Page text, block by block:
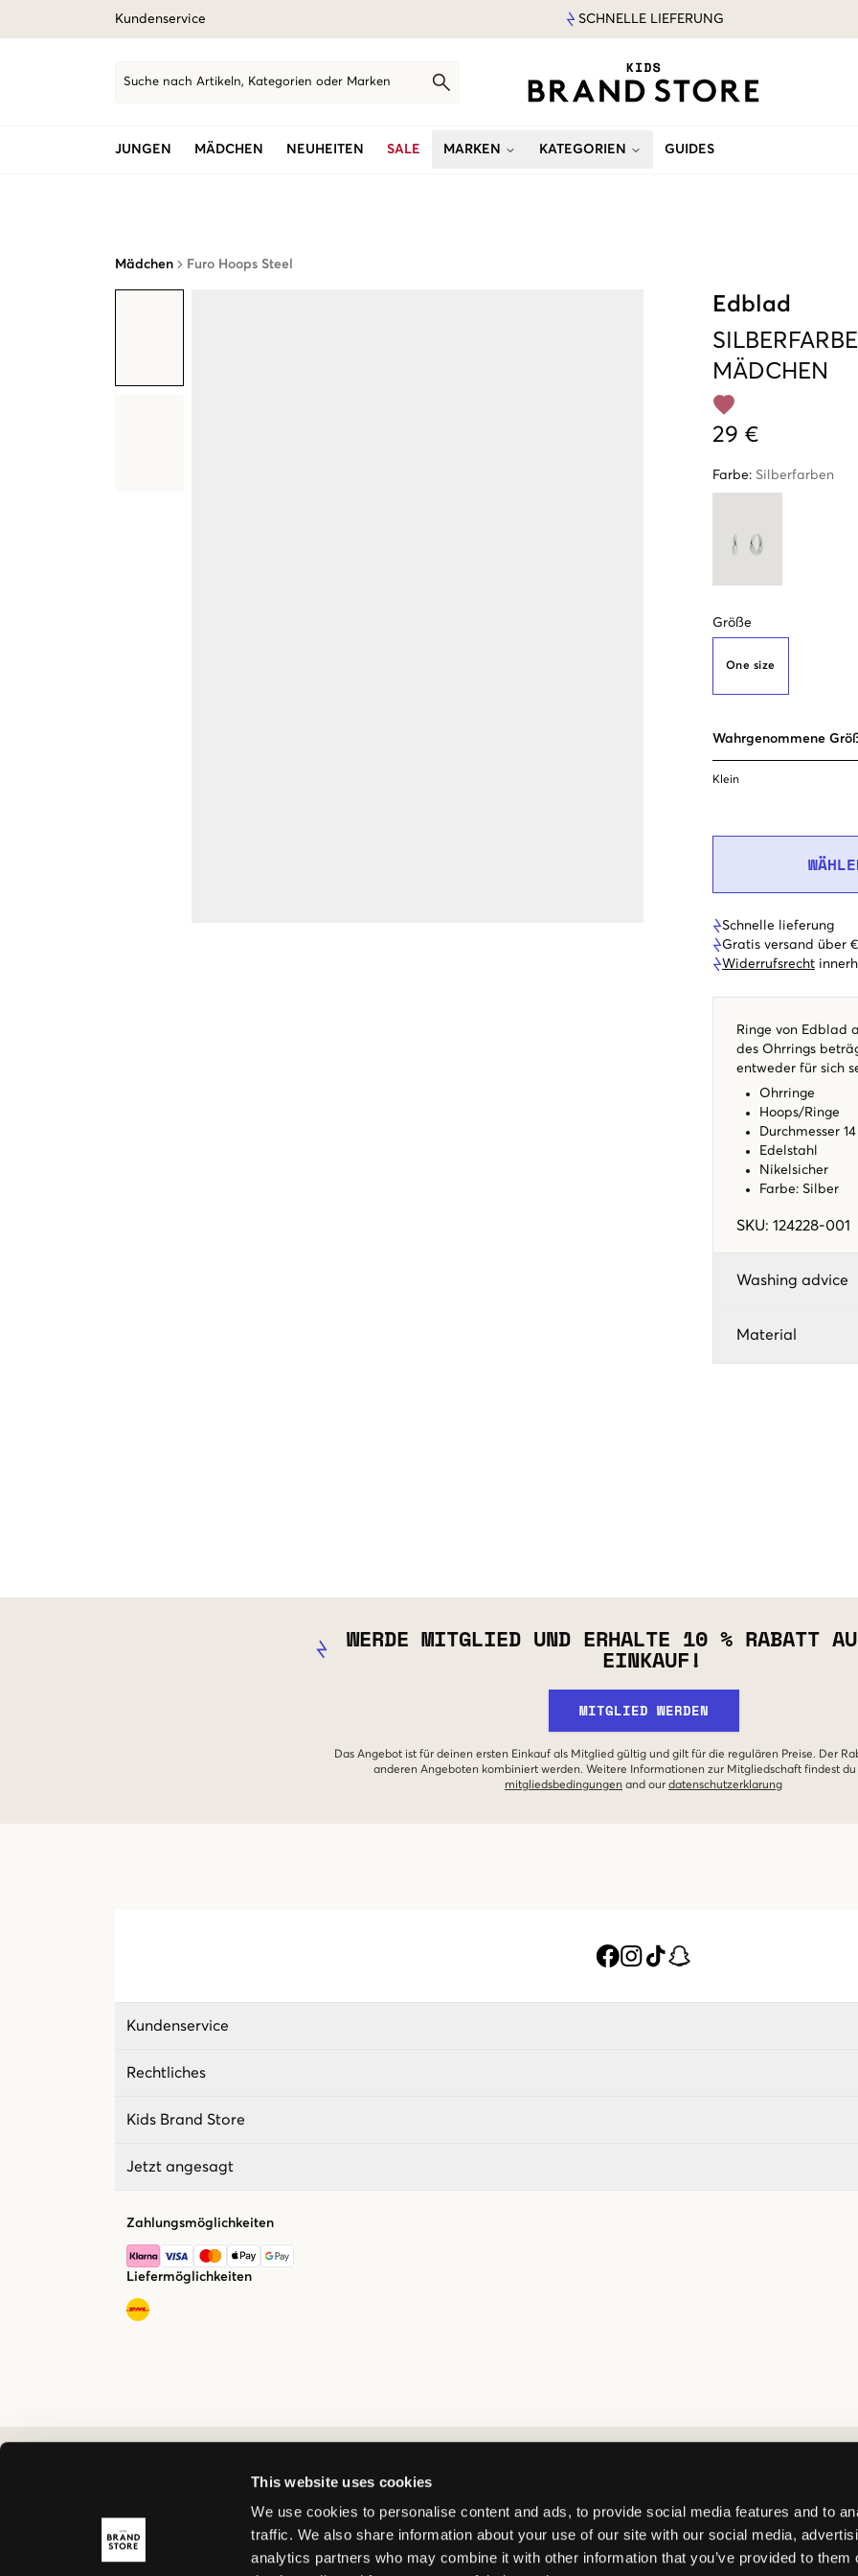
This website uses cookies
We use cookies to personalise content and ads, to provide social media features and to
traffic. We also share information about your use of our site with our social media,
analytics partners who may combine it with other information that you’ve provided to them
Kundenservice SCHNELLE LIEFERUNG
Suche nach Artikeln, Kategorien oder Marken
JUNGEN MÄDCHEN NEUHEITEN SALE MARKEN KATEGORIEN GUIDES
Mädchen Furo Hoops Steel
Edblad
MÄDCHEN
29 €
Farbe: Silberfarben
Größe
One size
Wahrgenommene
Klein
Schnelle lieferung
Gratis versand über
Widerrufsrecht
Ringe von Edblad
des Ohrrings
entweder für sich
Ohrringe
Hoops/Ringe
Durchmesser
Edelstahl
Nikelsicher
Farbe: Silber
SKU: 124228-001
Washing advice
Material
WERDE MITGLIED UND ERHALTE 10 % RABATT
EINKAUF!
MITGLIED WERDEN
Das Angebot ist für deinen ersten Einkauf als Mitglied gültig und gilt für die regulären Preise. Der
anderen Angeboten kombiniert werden. Weitere Informationen zur Mitgliedschaft findest du
mitgliedsbedingungen and our datenschutzerklarung
Kundenservice
Rechtliches
Kids Brand Store
Jetzt angesagt
Zahlungsmöglichkeiten
Liefermöglichkeiten